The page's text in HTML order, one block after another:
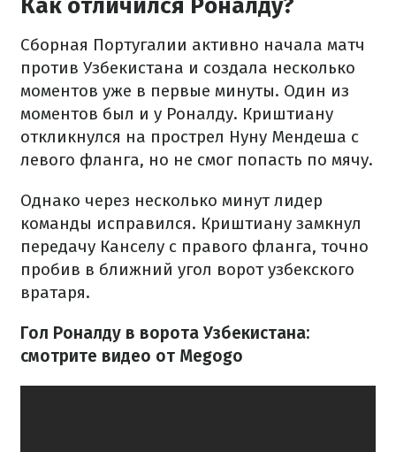
Как отличился Роналду?
Сборная Португалии активно начала матч
против Узбекистана и создала несколько
моментов уже в первые минуты. Один из
моментов был и у Роналду. Криштиану
откликнулся на прострел Нуну Мендеша с
левого фланга, но не смог попасть по мячу.
Однако через несколько минут лидер
команды исправился. Криштиану замкнул
передачу Канселу с правого фланга, точно
пробив в ближний угол ворот узбекского
вратаря.
Гол Роналду в ворота Узбекистана:
смотрите видео от Megogo